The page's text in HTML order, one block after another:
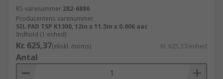
RS-varenummer 282-6886
Producentens varenummer
SIL PAD TSP K1300, 12in x 11.5in x 0.006 aac
Indhold (1 enhed)
Kr. 625,37(ekskl. moms) Kr. 625,37/enhed
Antal